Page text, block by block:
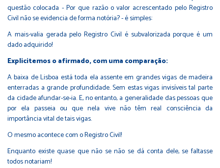
questão colocada - Por que razão o valor acrescentado pelo Registro
Civil não se evidencia de forma notória? - é simples:
A mais-valia gerada pelo Registro Civil é subvalorizada porque é um
dado adquirido!
Explicitemos o afirmado, com uma comparação:
A baixa de Lisboa está toda ela assente em grandes vigas de madeira
enterradas a grande profundidade. Sem estas vigas invisíveis tal parte
da cidade afundar-se-ia. E, no entanto, a generalidade das pessoas que
por ela passeia ou que nela vive não têm real consciência da
importância vital de tais vigas.
O mesmo acontece com o Registro Civil!
Enquanto existe quase que não se não se dá conta dele, se faltasse
todos notariam!